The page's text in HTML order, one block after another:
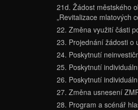
21d. Žádost městského
„Revitalizace mlatových
22. Změna využití části
23. Projednání žádosti o
24. Poskytnutí
25. Poskytnutí
26. Poskytnutí
27. Změna usnesení
28. Program a scénář